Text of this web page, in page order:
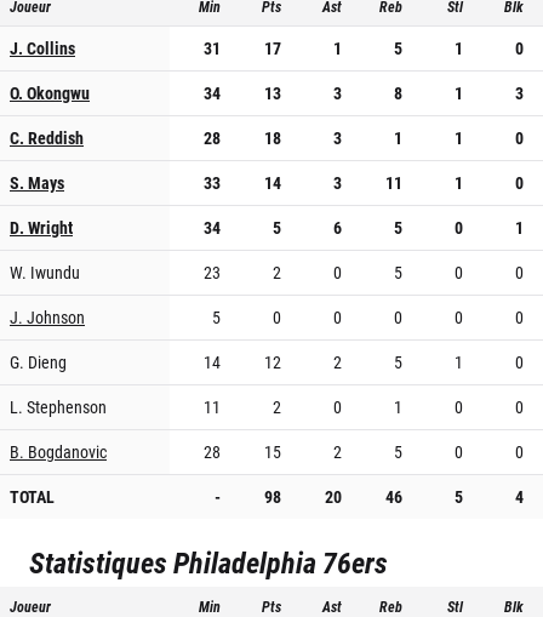
Joueur Min Pts Ast Reb Stl Blk
J. Collins 31 17 1 5 1
0
O. Okongwu
34 13 3 8 1
3
C. Reddish
28 18 3 1 1
0
S. Mays
33 14 3 11 1
0
D. Wright
34 5 6 5 0
1
W. Iwundu
23 2 0 5 0
0
J. Johnson
5 0 0 0 0
0
G. Dieng
14 12 2 5 1
0
L. Stephenson
11 2 0 1 0
0
B. Bogdanovic
28 15 2 5 0
0
TOTAL
- 98 20 46 5 4
StatistiquesPhiladelphia 76ers
Joueur Min Pts Ast Reb Stl Blk